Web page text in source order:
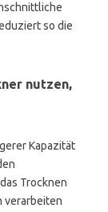
so die
nutzen,
Kapazität
Trocknen
verarbeiten